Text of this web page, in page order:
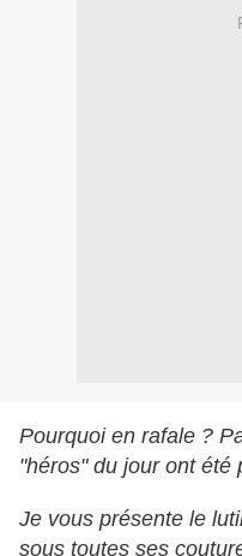
Pourquoi en rafale ?
"héros" du jour ont été
Je vous présente le
sous toutes ses